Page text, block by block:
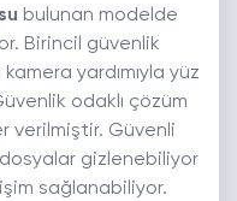
bulunan modelde
Birincil güvenlik
yardımıyla yüz
odaklı çözüm
verilmiştir. Güvenli
gizlenebiliyor
sağlanabiliyor.